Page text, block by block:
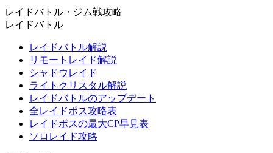
レイドバトル・ジム戦攻略
レイドバトル
レイドバトル解説
リモートレイド解説
シャドウレイド
ライトクリスタル解説
レイドバトルのアップデート
全レイドボス攻略表
レイドボスの最大CP早見表
ソロレイド攻略